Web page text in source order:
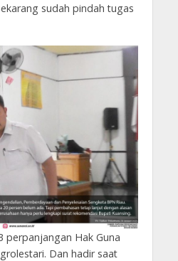
sudah pindah tugas
perpanjangan Hak Guna
Dan hadir saat